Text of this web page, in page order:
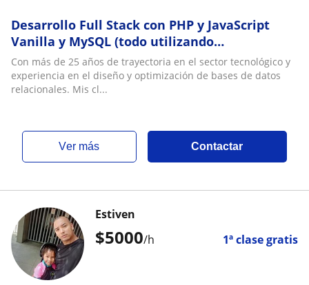
Desarrollo Full Stack con PHP y JavaScript
Vanilla y MySQL (todo utilizando
corrctamente IA)
Con más de 25 años de trayectoria en el sector tecnológico y
experiencia en el diseño y optimización de bases de datos
relacionales. Mis cl...
ver más Contactar
$5000/h 1ª clase gratis
Estiven